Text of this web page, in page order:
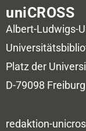
uniCROSS
Albert-Ludwigs-
Platz der
D-79098
redaktion-